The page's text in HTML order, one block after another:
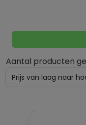
Aantal producten